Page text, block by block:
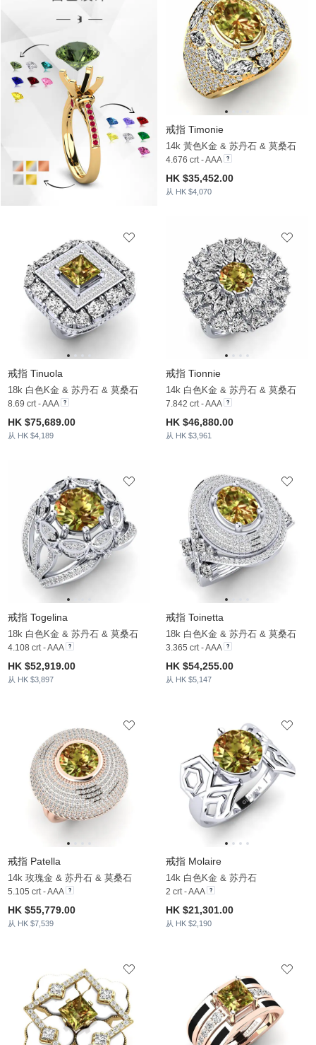
戒指 Timonie
14k 黃色K金 & 苏丹石 & 莫桑石
4.676 crt - AAA
HK $35,452.00
从 HK $4,070
戒指 Tinuola
18k 白色K金 & 苏丹石 & 莫桑石
8.69 crt - AAA
HK $75,689.00
从 HK $4,189
戒指 Tionnie
14k 白色K金 & 苏丹石 & 莫桑石
7.842 crt - AAA
HK $46,880.00
从 HK $3,961
戒指 Togelina
18k 白色K金 & 苏丹石 & 莫桑石
4.108 crt - AAA
HK $52,919.00
从 HK $3,897
戒指 Toinetta
18k 白色K金 & 苏丹石 & 莫桑石
3.365 crt - AAA
HK $54,255.00
从 HK $5,147
戒指 Patella
14k 玫瑰金 & 苏丹石 & 莫桑石
5.105 crt - AAA
HK $55,779.00
从 HK $7,539
戒指 Molaire
14k 白色K金 & 苏丹石
2 crt - AAA
HK $21,301.00
从 HK $2,190